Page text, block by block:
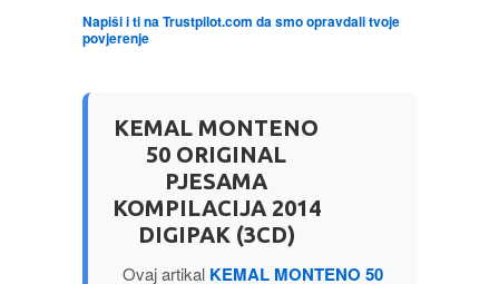
NAUČNA FANTASTIKA
POEZIJA
POPULARNA PSIHOLOGIJA
PRIČE
Napiši i ti na Trustpilot.com da smo opravdali tvoje
povjerenje
KEMAL MONTENO
50 ORIGINAL
PJESAMA
KOMPILACIJA 2014
DIGIPAK (3CD)
Ovaj artikal KEMAL MONTENO 50